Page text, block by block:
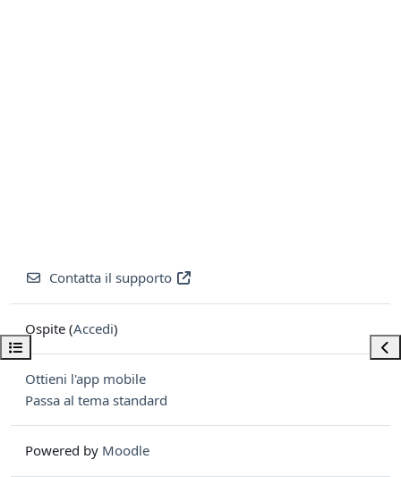
Apri indice del corso
Contatta il supporto
Ospite (Accedi)
Ottieni l'app mobile
Passa al tema standard
Powered by Moodle